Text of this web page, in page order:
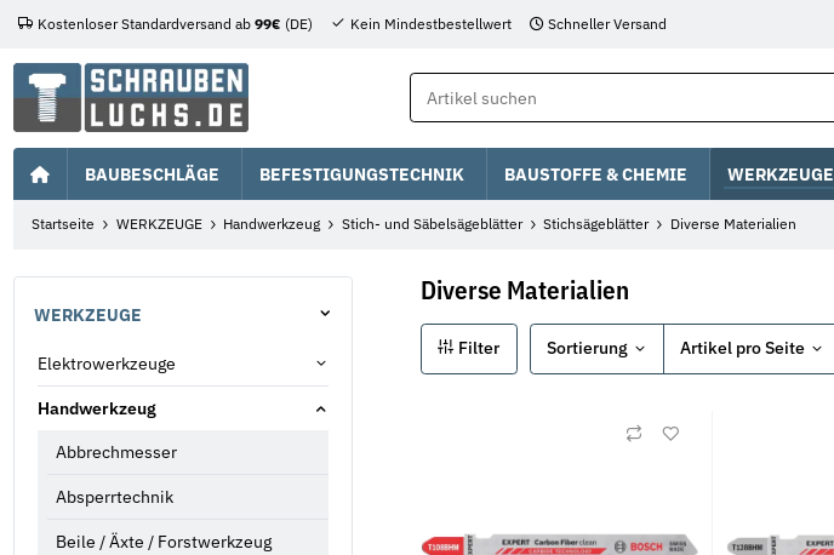
Kostenloser Standardversand ab 99€ (DE) Kein Mindestbestellwert Schneller Versand
BAUBESCHLÄGE BEFESTIGUNGSTECHNIK BAUSTOFFE & CHEMIE WERKZEUGE
Startseite WERKZEUGE Handwerkzeug Stich- und Säbelsägeblätter Stichsägeblätter Diverse Materialien
Diverse Materialien
Filter Sortierung Artikel pro Seite
WERKZEUGE
Elektrowerkzeuge
Handwerkzeug
Abbrechmesser
Absperrtechnik
Beile / Äxte / Forstwerkzeug